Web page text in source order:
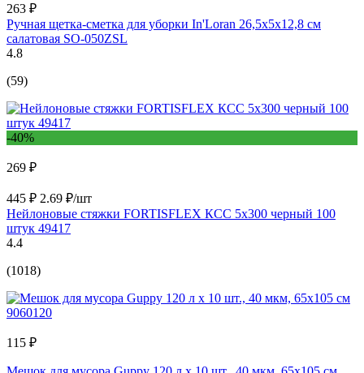
263 ₽
Ручная щетка-сметка для уборки In'Loran 26,5х5х12,8 см
салатовая SO-050ZSL
4.8
(59)
-40%
269 ₽
445 ₽ 2.69 ₽/шт
Нейлоновые стяжки FORTISFLEX КСС 5х300 черный 100
штук 49417
4.4
(1018)
115 ₽